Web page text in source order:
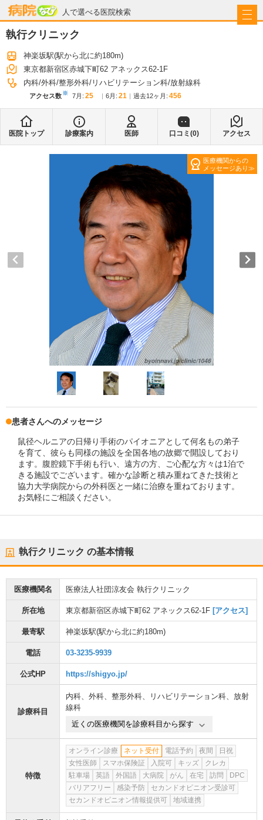
人で選べる医院検索
病院なび
執行クリニック
神楽坂駅(駅から北に約180m)
東京都新宿区赤城下町62 アネックス62-1F
内科 外科 整形外科 リハビリテーション科 放射線科
アクセス数※ 7月 : 25 6月 : 21 過去12ヶ月: 456
医院トップ 診療案内 医師 口コミ(0) アクセス
医療機関からの
メッセージあり
患者さんへのメッセージ
鼠径ヘルニアの日帰り手術のパイオニアとして何名もの弟子
を育て、彼らも同様の施設を全国各地の故郷で開設しており
ます。腹腔鏡下手術も行い、遠方の方、ご心配な方々は1泊で
きる施設でございます。確かな診断と積み重ねてきた技術と
協力大学病院からの外科医と一緒に治療を重ねております。
お気軽にご相談ください。
執行クリニック の基本情報
医療機関名 医療法人社団涼友会 執行クリニック
所在地 東京都新宿区赤城下町62 アネックス62-1F [アクセス]
最寄駅 神楽坂駅(駅から北に約180m)
電話 03-3235-9939
公式HP https://shigyo.jp/
診療科目
内科、 外科、 整形外科、 リハビリテーション科、 放射
線科
近くの医療機関を診療科目から探す
特徴
オンライン診療 ネット受付 電話予約 夜間
日祝
女性医師
スマホ保険証 入院可 キッズ
クレカ
駐車場
英語 外国語 大病院 がん 在宅 訪問
DPC
バリアフリー
感染予防
セカンドオピニオン受診可
セカンドオピニオン情報提供可
地域連携